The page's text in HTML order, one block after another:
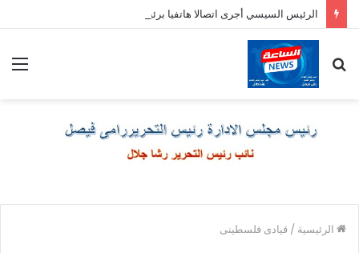
الرئيس السيسي أجرى اتصالا هاتفيا برئيس وزراء اليونان
عن
الرئيسية / قيادى فلسطينى